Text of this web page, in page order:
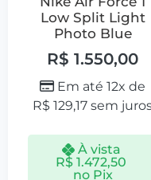
Low Split Light
Photo Blue
R$ 1.550,00
Em até 12x de
R$ 129,17 sem
À vista
R$ 1.472,50
no Pix